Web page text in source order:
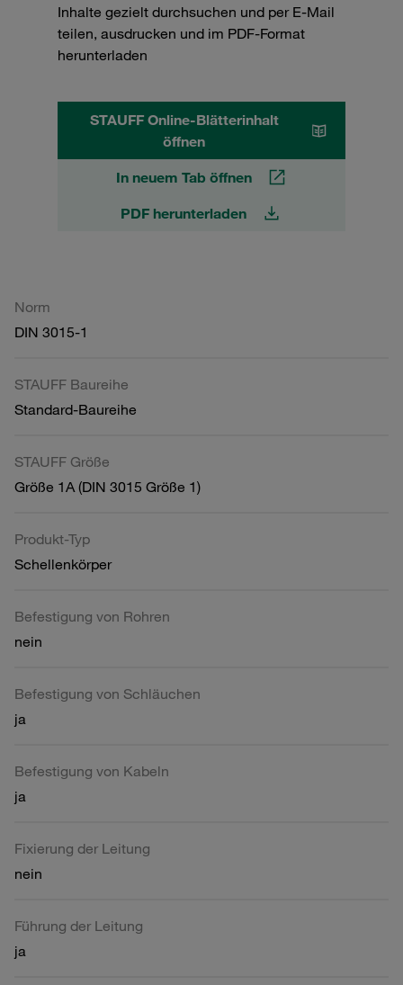
Inhalte gezielt durchsuchen und per E-Mail
teilen, ausdrucken und im PDF-Format
herunterladen
STAUFF Online-Blätterinhalt
öffnen
In neuem Tab öffnen
PDF herunterladen
Norm
DIN 3015-1
STAUFF Baureihe
Standard-Baureihe
STAUFF Größe
Größe 1A (DIN 3015 Größe 1)
Produkt-Typ
Schellenkörper
Befestigung von Rohren
nein
Befestigung von Schläuchen
ja
Befestigung von Kabeln
ja
Fixierung der Leitung
nein
Führung der Leitung
ja